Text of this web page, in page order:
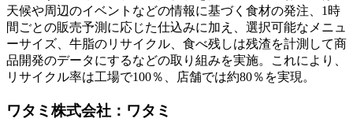
天候や周辺のイベントなどの情報に基づく食材の発注、1時
間ごとの販売予測に応じた仕込みに加え、選択可能なメニュ
ーサイズ、牛脂のリサイクル、食べ残しは残渣を計測して商
品開発のデータにするなどの取り組みを実施。これにより、
リサイクル率は工場で100％、店舗では約80％を実現。
ワタミ株式会社：ワタミ